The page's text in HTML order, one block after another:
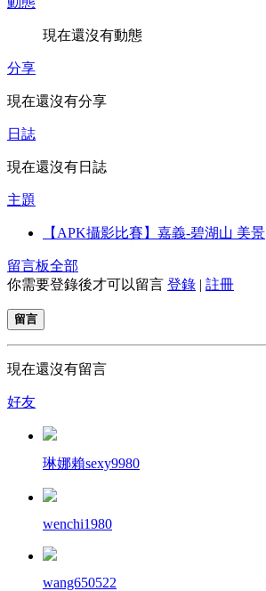
現在還沒有動態
分享
現在還沒有分享
日誌
現在還沒有日誌
主題
【APK攝影比賽】嘉義-碧湖山 美景
留言板全部
你需要登錄後才可以留言 登錄 | 註冊
留言
現在還沒有留言
好友
琳娜賴sexy9980
wenchi1980
wang650522